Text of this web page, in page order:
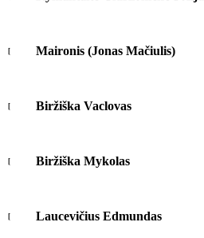
Maironis (Jonas Mačiulis)
Biržiška Vaclovas
Biržiška Mykolas
Laucevičius Edmundas